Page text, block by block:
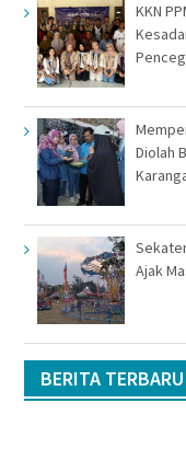
KKN
Diolah
Ajak
BERITA TERBARU